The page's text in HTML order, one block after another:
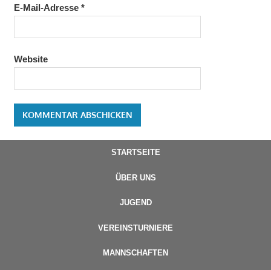
E-Mail-Adresse *
Website
STARTSEITE
ÜBER UNS
JUGEND
VEREINSTURNIERE
MANNSCHAFTEN